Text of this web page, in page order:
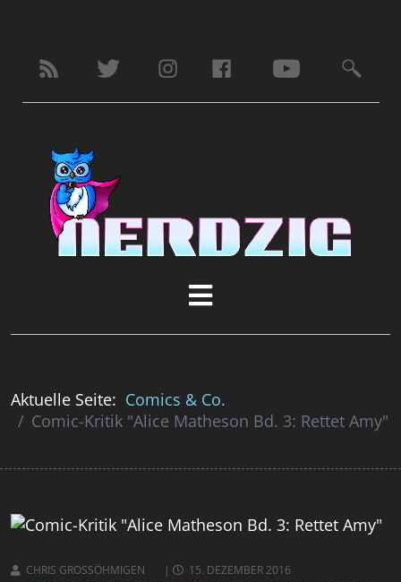
Aktuelle Seite: Comics & Co.
Comic-Kritik "Alice Matheson Bd. 3: Rettet Amy"
CHRIS GROSSÖHMIGEN 15. DEZEMBER 2016